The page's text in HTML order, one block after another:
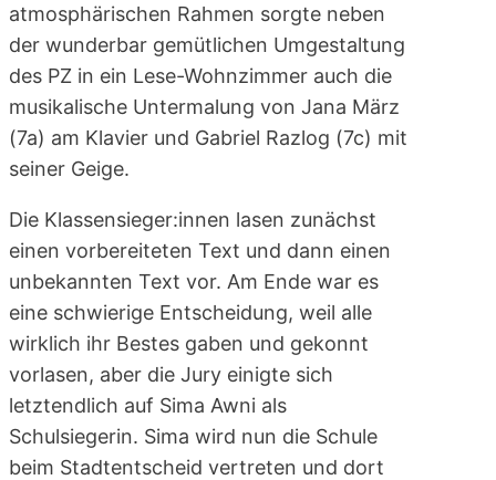
atmosphärischen Rahmen sorgte neben
der wunderbar gemütlichen Umgestaltung
des PZ in ein Lese-Wohnzimmer auch die
musikalische Untermalung von Jana März
(7a) am Klavier und Gabriel Razlog (7c) mit
seiner Geige.
Die Klassensieger:innen lasen zunächst
einen vorbereiteten Text und dann einen
unbekannten Text vor. Am Ende war es
eine schwierige Entscheidung, weil alle
wirklich ihr Bestes gaben und gekonnt
vorlasen, aber die Jury einigte sich
letztendlich auf Sima Awni als
Schulsiegerin. Sima wird nun die Schule
beim Stadtentscheid vertreten und dort